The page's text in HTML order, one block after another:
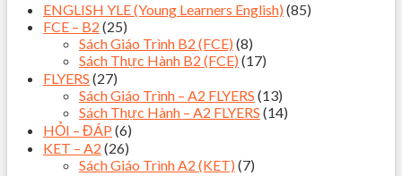
ENGLISH YLE (Young Learners English) (85)
FCE – B2 (25)
Sách Giáo Trình B2 (FCE) (8)
Sách Thực Hành B2 (FCE) (17)
FLYERS (27)
Sách Giáo Trình – A2 FLYERS (13)
Sách Thực Hành – A2 FLYERS (14)
HỎI – ĐÁP (6)
KET – A2 (26)
Sách Giáo Trình A2 (KET) (7)